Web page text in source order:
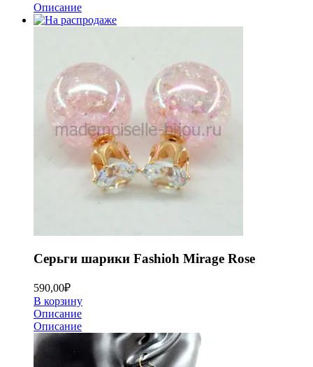
Описание
Серьги шарики Fashioh Mirage Rose
590,00₽
В корзину
Описание
Описание